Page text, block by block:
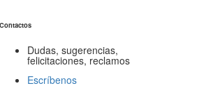
Contactos
Dudas, sugerencias,
felicitaciones, reclamos
Escríbenos